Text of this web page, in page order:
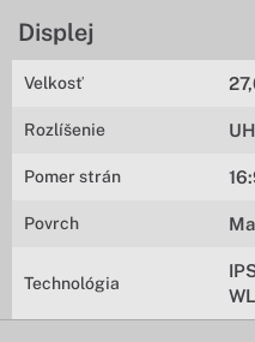
Displej
Velkosť
Rozlíšenie
Pomer strán
Povrch
Technológia